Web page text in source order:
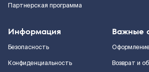
Партнерская программа
Информация
Безопасность
Конфиденциальность
Важные
Возврат и